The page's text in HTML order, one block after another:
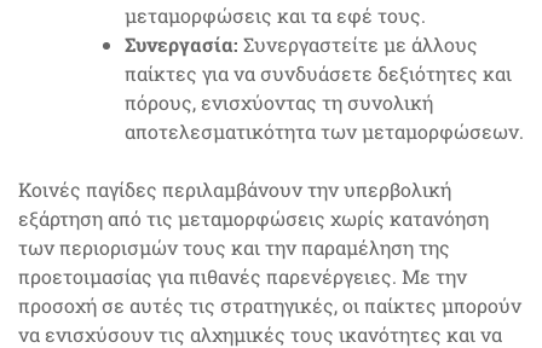
μεταμορφώσεις και τα εφέ τους.
Συνεργασία: Συνεργαστείτε με άλλους
παίκτες για να συνδυάσετε δεξιότητες και
πόρους, ενισχύοντας τη συνολική
αποτελεσματικότητα των μεταμορφώσεων.
Κοινές παγίδες περιλαμβάνουν την υπερβολική
εξάρτηση από τις μεταμορφώσεις χωρίς κατανόηση
των περιορισμών τους και την παραμέληση της
προετοιμασίας για πιθανές παρενέργειες. Με την
προσοχή σε αυτές τις στρατηγικές, οι παίκτες μπορούν
να ενισχύσουν τις αλχημικές τους ικανότητες και να